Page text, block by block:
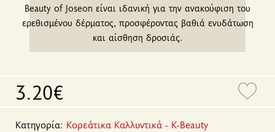
Beauty of Joseon είναι ιδανική για την ανακούφιση του
ερεθισμένου δέρματος, προσφέροντας βαθιά ενυδάτωση
και αίσθηση δροσιάς.
3.20€
Κατηγορία: Κορεάτικα Καλλυντικά - K-Beauty